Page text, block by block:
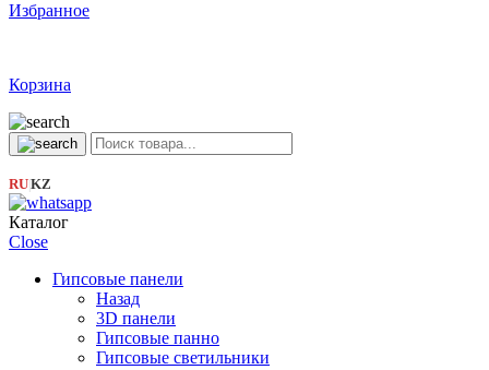
Избранное
Корзина
RU|KZ
Каталог
Close
Гипсовые панели
Назад
3D панели
Гипсовые панно
Гипсовые светильники